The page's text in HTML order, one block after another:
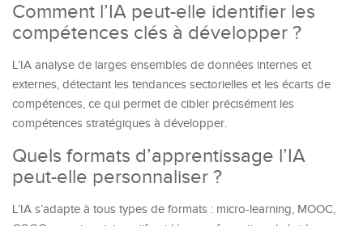
Comment l’IA peut-elle identifier les
compétences clés à développer ?
L’IA analyse de larges ensembles de données internes et
externes, détectant les tendances sectorielles et les écarts de
compétences, ce qui permet de cibler précisément les
compétences stratégiques à développer.
Quels formats d’apprentissage l’IA
peut-elle personnaliser ?
L’IA s’adapte à tous types de formats : micro-learning, MOOC,